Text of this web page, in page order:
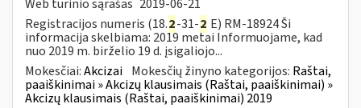
Web turinio sąrašas 2019-06-21
Registracijos numeris (18.2-31-2 E) RM-18924 Ši
informacija skelbiama: 2019 metai Informuojame, kad
nuo 2019 m. birželio 19 d. įsigaliojo...
Mokesčiai:Akcizai Mokesčių žinyno kategorijos: Raštai,
paaiškinimai » Akcizų klausimais (Raštai, paaiškinimai) »
Akcizų klausimais (Raštai, paaiškinimai) 2019